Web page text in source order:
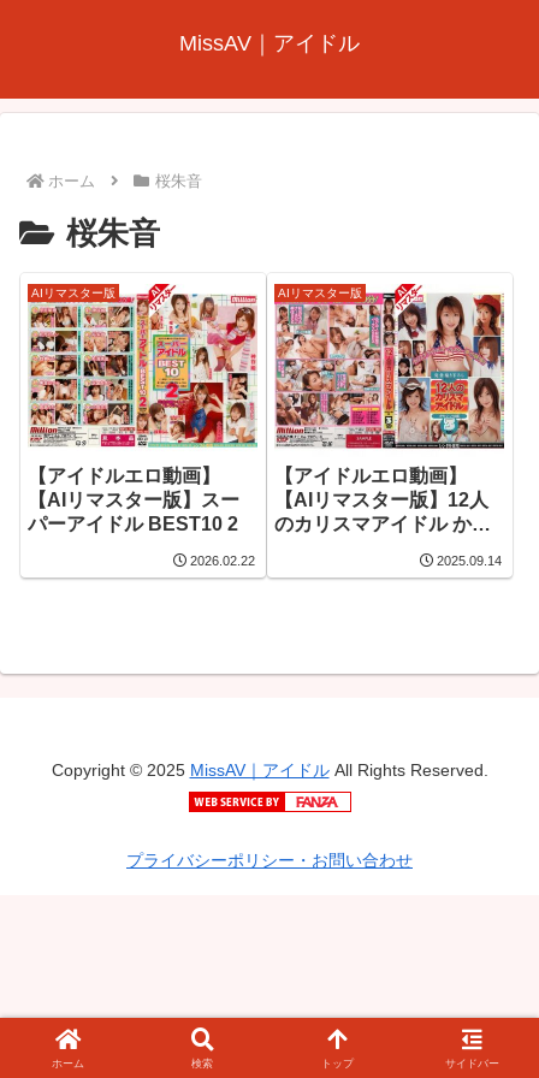
MissAV｜アイドル
ホーム 桜朱音
桜朱音
AIリマスター版
【アイドルエロ動画】
【AIリマスター版】スー
パーアイドル BEST10 2
2026.02.22
AIリマスター版
【アイドルエロ動画】
【AIリマスター版】12人
のカリスマアイドル かわ
2025.09.14
Copyright © 2025 MissAV｜アイドルAll Rights Reserved.
プライバシーポリシー・お問い合わせ
ホーム 検索 トップ サイドバー